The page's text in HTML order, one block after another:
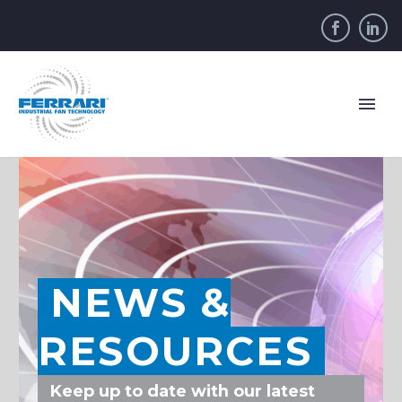
NEWS &
RESOURCES
Keep up to date with our latest